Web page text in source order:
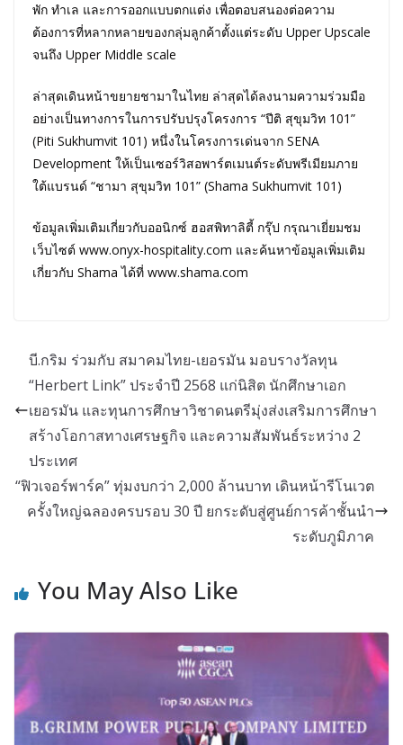
พัก ทำเล และการออกแบบตกแต่ง เพื่อตอบสนองต่อความ
ต้องการที่หลากหลายของกลุ่มลูกค้าตั้งแต่ระดับ Upper Upscale
จนถึง Upper Middle scale
ล่าสุดเดินหน้าขยายชามาในไทย ล่าสุดได้ลงนามความร่วมมือ
อย่างเป็นทางการในการปรับปรุงโครงการ “ปีติ สุขุมวิท 101”
(Piti Sukhumvit 101) หนึ่งในโครงการเด่นจาก SENA
Development ให้เป็นเซอร์วิสอพาร์ตเมนต์ระดับพรีเมียมภาย
ใต้แบรนด์ “ชามา สุขุมวิท 101” (Shama Sukhumvit 101)
ข้อมูลเพิ่มเติมเกี่ยวกับออนิกซ์ ฮอสพิทาลิตี้ กรุ๊ป กรุณาเยี่ยมชม
เว็บไซต์ www.onyx-hospitality.com และค้นหาข้อมูลเพิ่มเติม
เกี่ยวกับ Shama ได้ที่ www.shama.com
บี.กริม ร่วมกับ สมาคมไทย-เยอรมัน มอบรางวัลทุน
“Herbert Link” ประจำปี 2568 แก่นิสิต นักศึกษาเอก
เยอรมัน และทุนการศึกษาวิชาดนตรีมุ่งส่งเสริมการศึกษา
สร้างโอกาสทางเศรษฐกิจ และความสัมพันธ์ระหว่าง 2
ประเทศ
“ฟิวเจอร์พาร์ค” ทุ่มงบกว่า 2,000 ล้านบาท เดินหน้ารีโนเวต
ครั้งใหญ่ฉลองครบรอบ 30 ปี ยกระดับสู่ศูนย์การค้าชั้นนำ
ระดับภูมิภาค
You May Also Like